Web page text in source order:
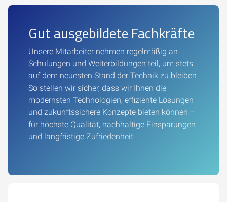
Gut ausgebildete Fachkräfte
Unsere Mitarbeiter nehmen regelmäßig an
Schulungen und Weiterbildungen teil, um stets
auf dem neuesten Stand der Technik zu bleiben.
So stellen wir sicher, dass wir Ihnen die
modernsten Technologien, effiziente Lösungen
und zukunftssichere Konzepte bieten können –
für höchste Qualität, nachhaltige Einsparungen
und langfristige Zufriedenheit.